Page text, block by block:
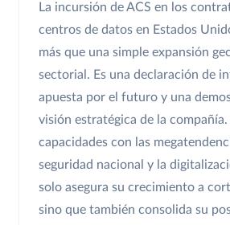
La incursión de ACS en los
centros de datos en Estados
más que una simple expansión
sectorial. Es una declaración de
apuesta por el futuro y una
visión estratégica de la
capacidades con las
seguridad nacional y la
solo asegura su crecimiento a
sino que también consolida su